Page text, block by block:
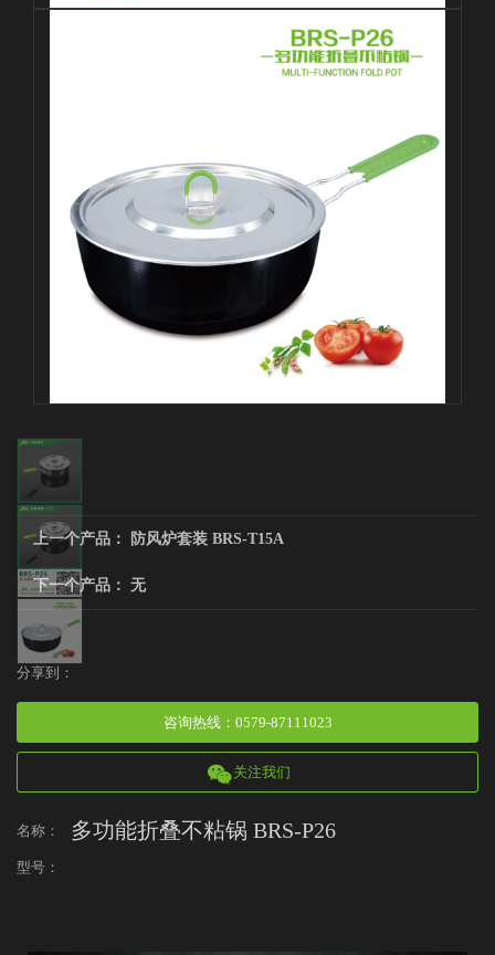
上一个产品： 防风炉套装 BRS-T15A
下一个产品： 无
分享到：
咨询热线： 0579-87111023
关注我们
名称： 多功能折叠不粘锅 BRS-P26
型号：